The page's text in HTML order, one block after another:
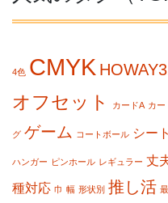
4色 CMYK
オフセット カードA カー
グ ゲーム コートボール シート
ハンガー ピンホール レギュラー 丈
種対応 巾 幅 形状別 推し活